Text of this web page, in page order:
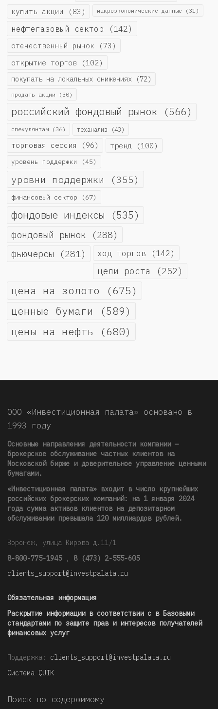
купить акции (83) макроэкономические данные (31)
нефтегазовый сектор (142)
отечественный рынок (73)
открытие торгов (102)
покупать на локальных снижениях (72)
продать акции (30)
российский фондовый рынок (566)
спекулянтам (36) теханализ (43)
торговая сессия (96) тренд (100)
уровень поддержки (45)
уровни поддержки (355)
финансовый сектор (67)
фондовые индексы (535)
фондовый рынок (288)
фьючерсы (281) ход торгов (142)
цели роста (252)
цена на золото (675)
ценные бумаги (589)
цены на нефть (680)
ООО «Инвестиционная палата» основано в
1993 году
Основные направления деятельности компании —
брокерское обслуживание частных клиентов на
Московской бирже и доверительное управление ценными
бумагами.
«Инвестиционная палата» входит в число крупнейших
российских брокерских компаний: на 1 января 2024
года сумма активов клиентов на депозитарном
обслуживании превышала 120 миллиардов рублей.
Воронеж, улица Кирова д.11/1
8-800-775-1945 , 8 (473) 2-555-605
clients_support@investpalata.ru
Обязательная информация
Раскрытие информации в соответствии с в Базовыми
стандартами по защите прав и интересов получателей
финансовых услуг
Поддержка: clients_support@investpalata.ru
Система QUIK
Поиск по содержимому